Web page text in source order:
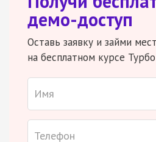
демо-доступ
Оставь заявку и займи
на бесплатном курсе